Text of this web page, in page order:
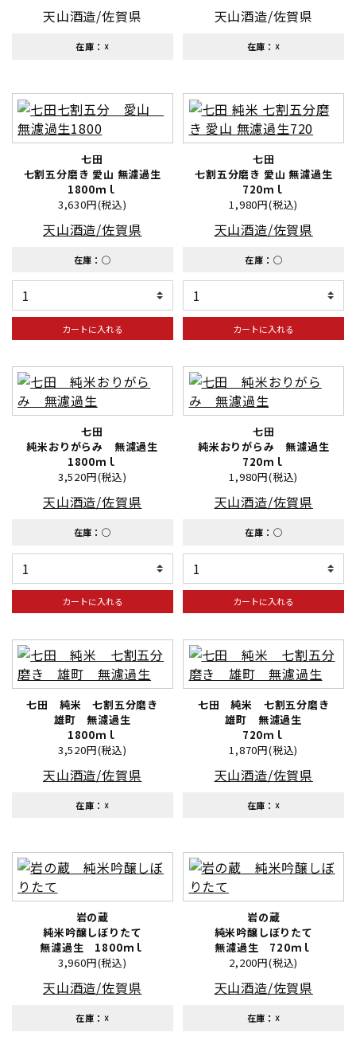
天山酒造/佐賀県
在庫：☓
天山酒造/佐賀県
在庫：☓
七田
七割五分磨き 愛山 無濾過生
1800ｍｌ
3,630円(税込)
天山酒造/佐賀県
在庫：◯
カートに入れる
七田
七割五分磨き 愛山 無濾過生
720ｍｌ
1,980円(税込)
天山酒造/佐賀県
在庫：◯
カートに入れる
七田
純米おりがらみ 無濾過生
1800ｍｌ
3,520円(税込)
天山酒造/佐賀県
在庫：◯
カートに入れる
七田
純米おりがらみ 無濾過生
720ｍｌ
1,980円(税込)
天山酒造/佐賀県
在庫：◯
カートに入れる
七田 純米 七割五分磨き
雄町 無濾過生
1800ｍｌ
3,520円(税込)
天山酒造/佐賀県
在庫：☓
七田 純米 七割五分磨き
雄町 無濾過生
720ｍｌ
1,870円(税込)
天山酒造/佐賀県
在庫：☓
岩の蔵
純米吟醸しぼりたて
無濾過生 1800ｍｌ
3,960円(税込)
天山酒造/佐賀県
在庫：☓
岩の蔵
純米吟醸しぼりたて
無濾過生 720ｍｌ
2,200円(税込)
天山酒造/佐賀県
在庫：☓